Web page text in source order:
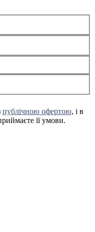
публічною офертою, і в
її умови.